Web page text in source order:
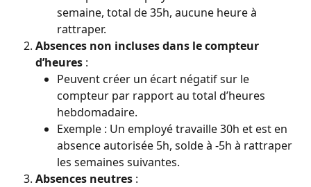
semaine, total de 35h, aucune heure à
rattraper.
Absences non incluses dans le compteur
d’heures :
Peuvent créer un écart négatif sur le
compteur par rapport au total d’heures
hebdomadaire.
Exemple : Un employé travaille 30h et est en
absence autorisée 5h, solde à -5h à rattraper
les semaines suivantes.
Absences neutres :